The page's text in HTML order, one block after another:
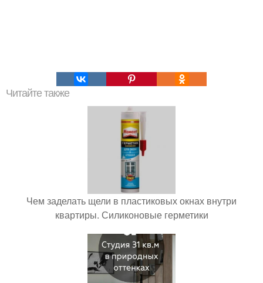
Читайте также
Чем заделать щели в пластиковых окнах внутри
квартиры. Силиконовые герметики